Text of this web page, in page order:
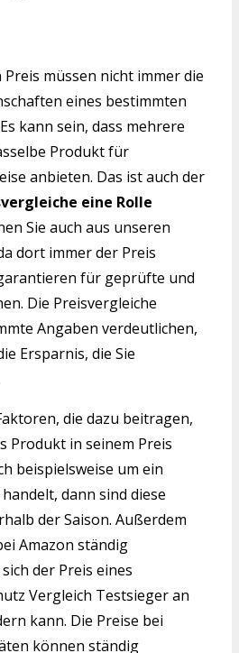
müssen nicht immer die
eines bestimmten
kann sein, dass mehrere
Produkt für
anbieten. Das ist auch der
eine Rolle
Sie auch aus unseren
dort immer der Preis
für geprüfte und
Die Preisvergleiche
Angaben verdeutlichen,
Ersparnis, die Sie
die dazu beitragen,
Produkt in seinem Preis
beispielsweise um ein
dann sind diese
der Saison. Außerdem
Amazon ständig
der Preis eines
Vergleich Testsieger an
kann. Die Preise bei
können ständig